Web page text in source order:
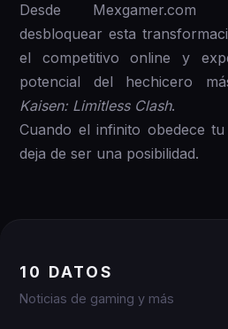
Desde Mexgamer.com
desbloquear esta
el competitivo online y
potencial del hechicero
Kaisen: Limitless Clash.
Cuando el infinito obedece
deja de ser una posibilidad.
10 DATOS
Noticias de gaming y más